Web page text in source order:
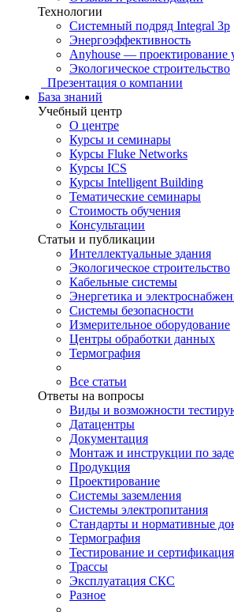
Технологии
Системный подряд Integral 3p
Энергоэффективность
Anyhouse — проектирование
Экологическое строительство
Презентация о компании
База знаний
Учебный центр
О центре
Курсы и семинары
Курсы Fluke Networks
Курсы ICS
Курсы Intelligent Building
Тематические семинары
Стоимость обучения
Консультации
Статьи и публикации
Интеллектуальные здания
Экологическое строительство
Кабельные системы
Энергетика и
Системы безопасности
Измерительное оборудование
Центры обработки данных
Термография
Все статьи
Ответы на вопросы
Виды и возможности
Датацентры
Документация
Монтаж и инструкции по
Продукция
Проектирование
Системы заземления
Системы электропитания
Стандарты и нормативные
Термография
Тестирование и сертификация
Трассы
Эксплуатация СКС
Разное